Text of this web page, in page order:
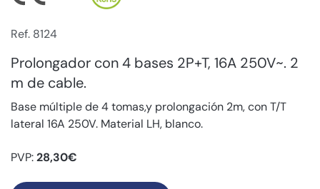
Ref. 8124
Prolongador con 4 bases 2P+T, 16A 250V~. 2
m de cable.
Base múltiple de 4 tomas,y prolongación 2m, con T/T
lateral 16A 250V. Material LH, blanco.
PVP:28,30€